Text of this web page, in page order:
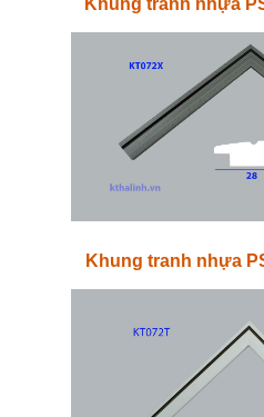
Khung tranh nhựa
Khung tranh nhựa